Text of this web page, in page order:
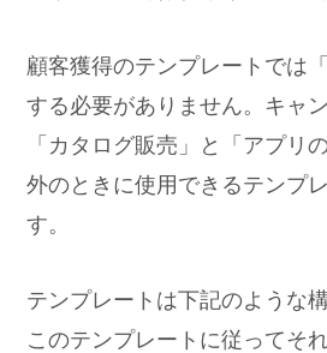
顧客獲得のテンプレートでは
する必要がありません。キャ
「カタログ販売」と「アプリ
外のときに使用できるテンプ
す。
テンプレートは下記のような
このテンプレートに従ってそ